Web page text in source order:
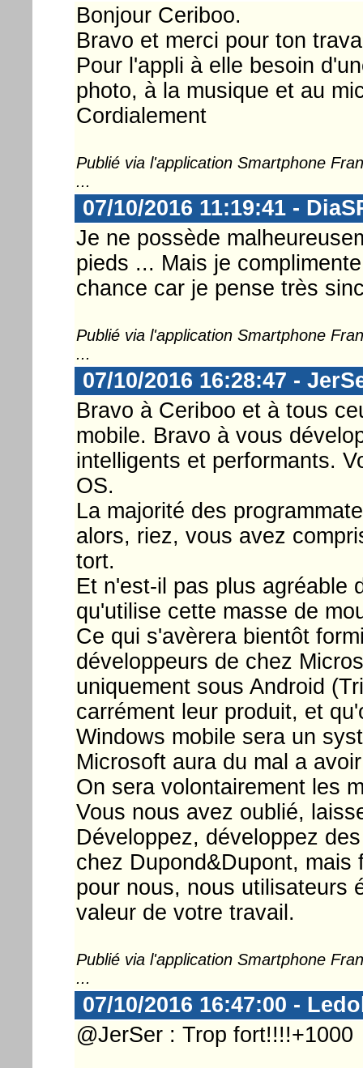
Bonjour Ceriboo.
Bravo et merci pour ton
Pour l'appli à elle besoin
photo, à la musique et au
Cordialement
Publié via l'application Smartphone
...
07/10/2016 11:19:41 -
Je ne possède
pieds ... Mais je
chance car je pense très
Publié via l'application Smartphone
...
07/10/2016 16:28:47 -
Bravo à Ceriboo et à tous
mobile. Bravo à vous
intelligents et performants.
OS.
La majorité des
alors, riez, vous avez
tort.
Et n'est-il pas plus agréable
qu'utilise cette masse de
Ce qui s'avèrera bientôt
développeurs de chez
uniquement sous Android
carrément leur produit, et
Windows mobile sera un
Microsoft aura du mal a
On sera volontairement les
Vous nous avez oublié,
Développez, développez
chez Dupond&Dupont,
pour nous, nous utilisateurs
valeur de votre travail.
Publié via l'application Smartphone
...
07/10/2016 16:47:00 -
@JerSer : Trop fort!!!!+1000